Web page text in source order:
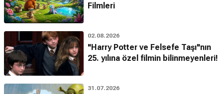
Filmleri
02.08.2026
"Harry Potter ve Felsefe Taşı"nın
25. yılına özel filmin bilinmeyenleri!
31.07.2026